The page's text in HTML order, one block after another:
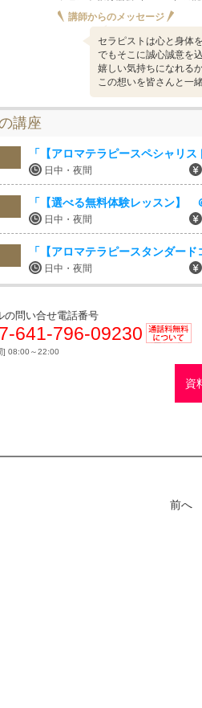
講師からのメッセージ
セラピストは心と身体
でもそこに誠心誠意を
嬉しい気持ちになれる
この想いを皆さんと一
講座
「【アロマテラピースペシャリ
日中・夜間
「【選べる無料体験レッスン】
日中・夜間
「【アロマテラピースタンダー
日中・夜間
の問い合せ電話番号
641-796-09230
無料
] 08:00～22:00
資
前へ